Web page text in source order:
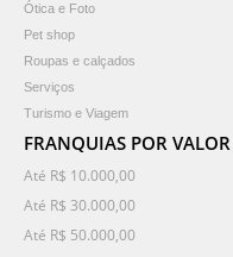
Ótica e Foto
Pet shop
Roupas e calçados
Serviços
Turismo e Viagem
FRANQUIAS POR VALOR
Até R$ 10.000,00
Até R$ 30.000,00
Até R$ 50.000,00